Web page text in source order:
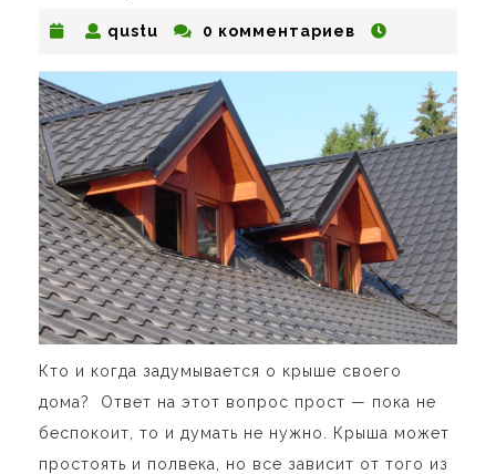
qustu qustu0 комментариев
Кто и когда задумывается о крыше своего
дома? Ответ на этот вопрос прост — пока не
беспокоит, то и думать не нужно. Крыша может
простоять и полвека, но все зависит от того из